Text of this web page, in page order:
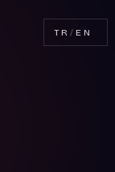
TR / EN